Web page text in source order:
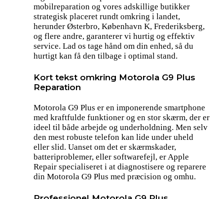
mobilreparation og vores adskillige butikker
strategisk placeret rundt omkring i landet,
herunder Østerbro, København K, Frederiksberg,
og flere andre, garanterer vi hurtig og effektiv
service. Lad os tage hånd om din enhed, så du
hurtigt kan få den tilbage i optimal stand.
Kort tekst omkring Motorola G9 Plus
Reparation
Motorola G9 Plus er en imponerende smartphone
med kraftfulde funktioner og en stor skærm, der er
ideel til både arbejde og underholdning. Men selv
den mest robuste telefon kan lide under uheld
eller slid. Uanset om det er skærmskader,
batteriproblemer, eller softwarefejl, er Apple
Repair specialiseret i at diagnostisere og reparere
din Motorola G9 Plus med præcision og omhu.